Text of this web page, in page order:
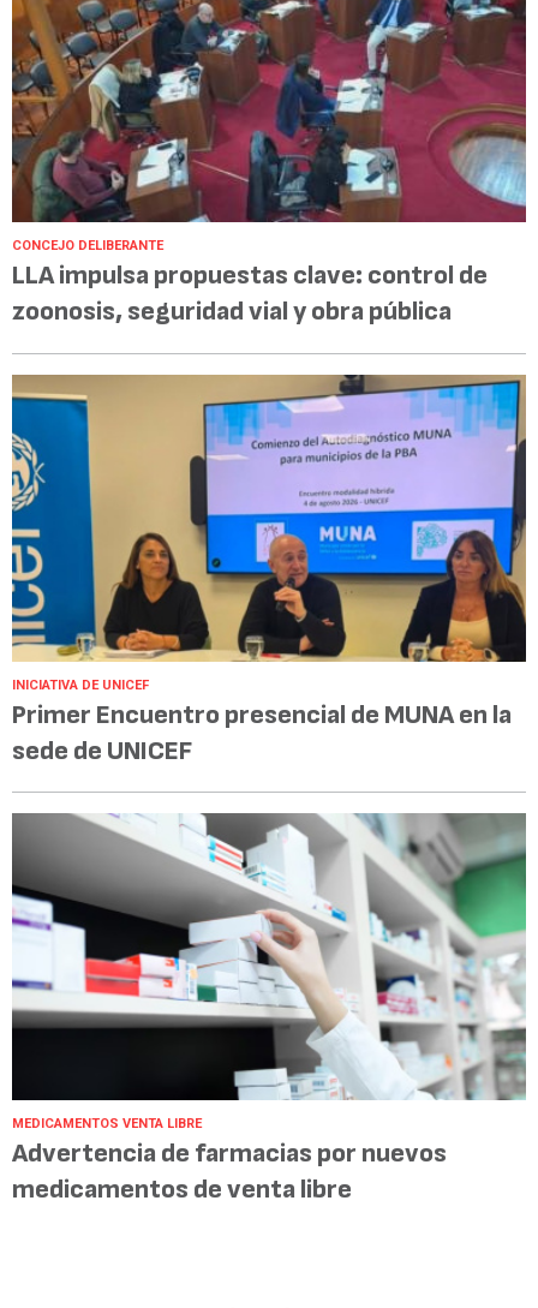
CONCEJO DELIBERANTE
LLA impulsa propuestas clave: control de
zoonosis, seguridad vial y obra pública
INICIATIVA DE UNICEF
Primer Encuentro presencial de MUNA en la
sede de UNICEF
MEDICAMENTOS VENTA LIBRE
Advertencia de farmacias por nuevos
medicamentos de venta libre